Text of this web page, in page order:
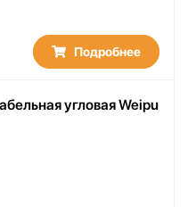
Подробнее
угловая Weipu